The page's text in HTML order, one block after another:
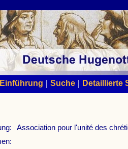
Einführung | Suche| Detaillierte
Association pour l'unité des